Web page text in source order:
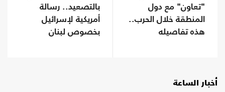
"تعاون" مع دول
المنطقة خلال الحرب..
هذه تفاصيله
بالتصعيد.. رسالة
أمريكية لإسرائيل
بخصوص لبنان
أخبار الساعة